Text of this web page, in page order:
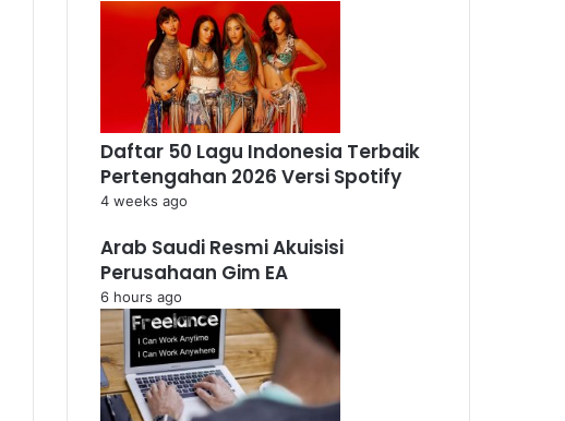
Daftar 50 Lagu Indonesia Terbaik
Pertengahan 2026 Versi Spotify
4 weeks ago
Arab Saudi Resmi Akuisisi
Perusahaan Gim EA
6 hours ago